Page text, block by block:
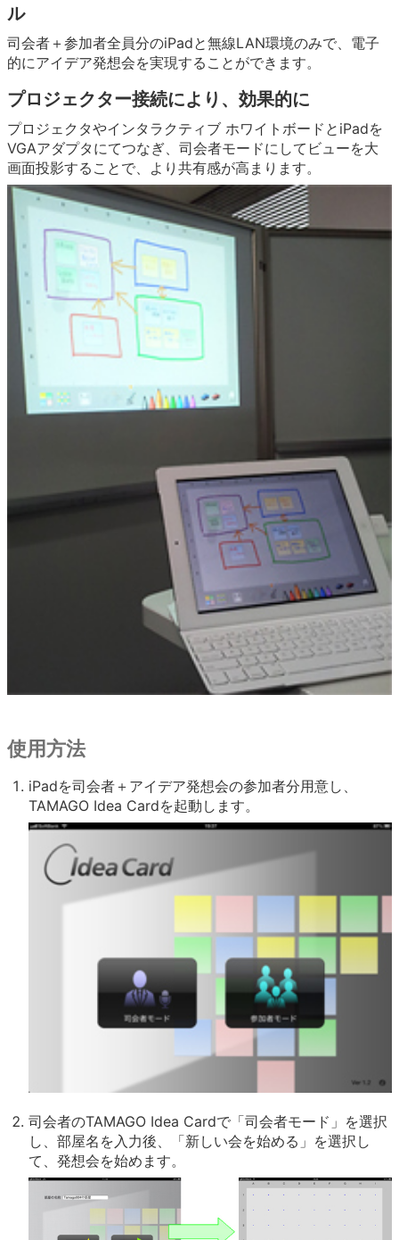
ル
司会者＋参加者全員分のiPadと無線LAN環境のみで、電子
的にアイデア発想会を実現することができます。
プロジェクター接続により、効果的に
プロジェクタやインタラクティブ ホワイトボードとiPadを
VGAアダプタにてつなぎ、司会者モードにしてビューを大
画面投影することで、より共有感が高まります。
使用方法
iPadを司会者＋アイデア発想会の参加者分用意し、
TAMAGO Idea Cardを起動します。
司会者のTAMAGO Idea Cardで「司会者モード」を選択
し、部屋名を入力後、「新しい会を始める」を選択し
て、発想会を始めます。